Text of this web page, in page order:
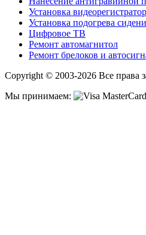
Установка
Установка подогрева
Цифровое ТВ
Ремонт автомагнитол
Ремонт брелоков и
Copyright © 2003-2026 Все права
Мы принимаем: